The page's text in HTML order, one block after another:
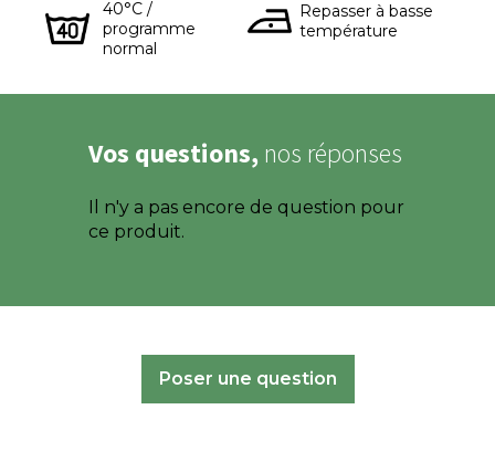
40°C /
programme
normal
Repasser à basse
température
Vos questions, nos réponses
Il n'y a pas encore de question pour
ce produit.
Poser une question